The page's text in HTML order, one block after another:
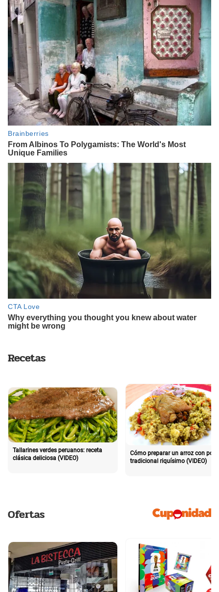
Recetas
Tallarines verdes peruanos: receta
clásica deliciosa (VIDEO)
Cómo preparar un arroz con pollo
tradicional riquísimo (VIDEO)
Ofertas